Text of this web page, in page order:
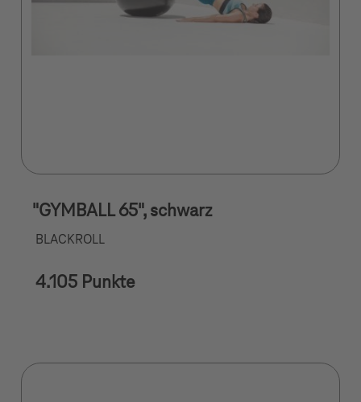
"GYMBALL 65", schwarz
BLACKROLL
4.105 Punkte